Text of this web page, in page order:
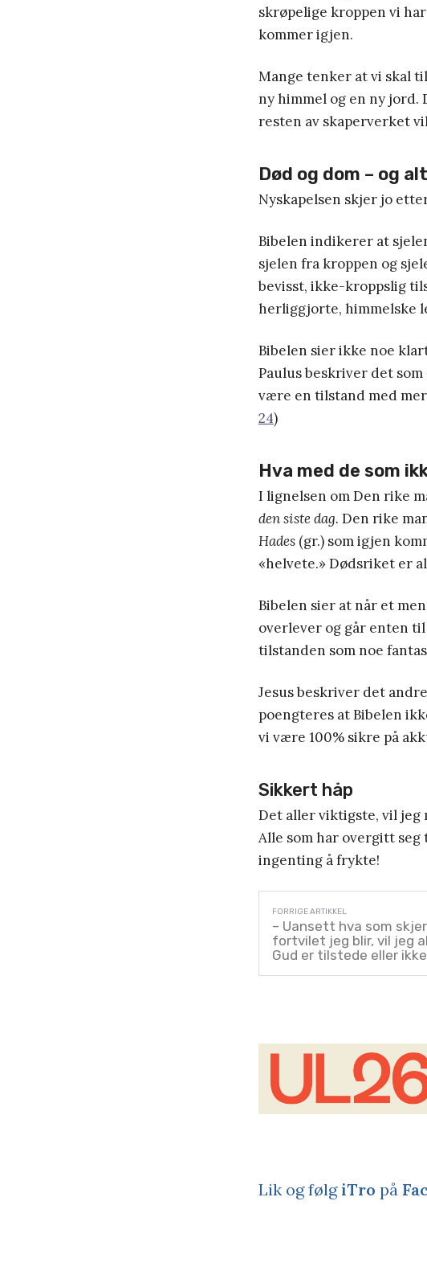
skrøpelige kroppen vi har
kommer igjen.
Mange tenker at vi skal
ny himmel og en ny jord.
resten av skaperverket
Død og dom – og
Nyskapelsen skjer jo
Bibelen indikerer at
sjelen fra kroppen og
bevisst, ikke-kroppslig
herliggjorte, himmelske
Bibelen sier ikke noe
Paulus beskriver det
være en tilstand med
24)
Hva med de som
I lignelsen om Den rike
den siste dag. Den rike
Hades (gr.) som igjen
«helvete.» Dødsriket er
Bibelen sier at når et
overlever og går enten til
tilstanden som noe
Jesus beskriver det
poengteres at Bibelen
vi være 100% sikre på
Sikkert håp
Det aller viktigste, vil jeg
Alle som har overgitt
ingenting å frykte!
– Uansett hva som
fortvilet jeg blir, vil jeg
Gud er tilstede eller ikke
Lik og følgiTro på